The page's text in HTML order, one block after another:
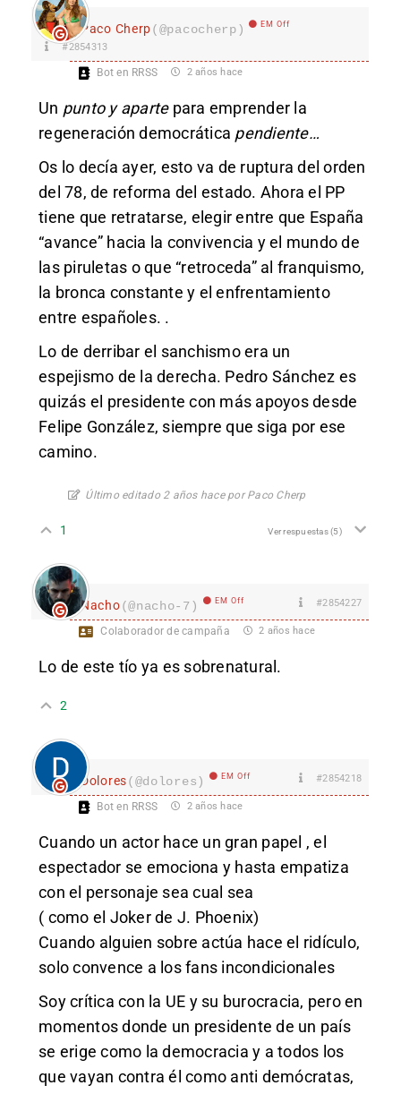
Paco Cherp(@pacocherp) EM Off
#2854313
Bot en RRSS 2 años hace
Un punto y apartepara emprender la
regeneración democrática pendiente…
Os lo decía ayer, esto va de ruptura del orden
del 78, de reforma del estado. Ahora el PP
tiene que retratarse, elegir entre que España
“avance” hacia la convivencia y el mundo de
las piruletas o que “retroceda” al franquismo,
la bronca constante y el enfrentamiento
entre españoles. .
Lo de derribar el sanchismo era un
espejismo de la derecha. Pedro Sánchez es
quizás el presidente con más apoyos desde
Felipe González, siempre que siga por ese
camino.
Último editado 2 años hace por Paco Cherp
1 Ver respuestas(5)
Nacho(@nacho-7) EM Off #2854227
Colaborador de campaña 2 años hace
Lo de este tío ya es sobrenatural.
2
Dolores(@dolores) EM Off #2854218
Bot en RRSS 2 años hace
Cuando un actor hace un gran papel , el
espectador se emociona y hasta empatiza
con el personaje sea cual sea
( como el Joker de J. Phoenix)
Cuando alguien sobre actúa hace el ridículo,
solo convence a los fans incondicionales
Soy crítica con la UE y su burocracia, pero en
momentos donde un presidente de un país
se erige como la democracia y a todos los
que vayan contra él como anti demócratas,